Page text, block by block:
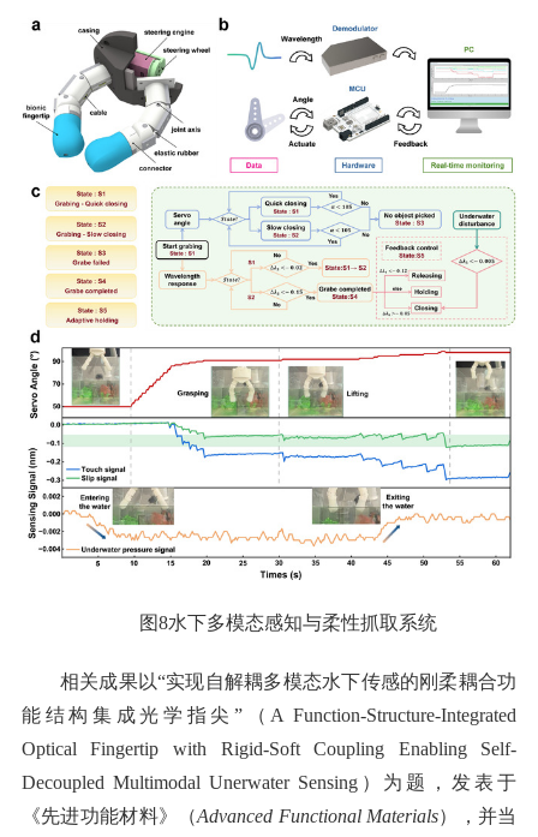
图8水下多模态感知与柔性抓取系统
相关成果以“实现自解耦多模态水下传感的刚柔耦合功
能结构集成光学指尖”（A Function-Structure-Integrated
Optical Fingertip with Rigid-Soft Coupling Enabling Self-
Decoupled Multimodal Unerwater Sensing）为题，发表于
《先进功能材料》（Advanced Functional Materials），并当